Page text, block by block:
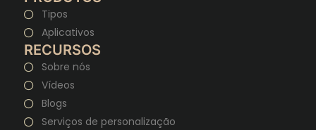
Tipos
Aplicativos
RECURSOS
Sobre nós
Vídeos
Blogs
Serviços de personalização